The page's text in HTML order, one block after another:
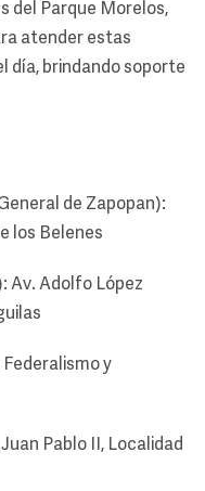
del Parque Morelos,
atender estas
día, brindando soporte
de Zapopan):
los Belenes
Av. Adolfo López
Federalismo y
Pablo II, Localidad